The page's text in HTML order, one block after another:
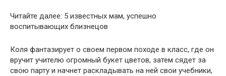
Читайте далее: 5 известных мам, успешно
воспитывающих близнецов
Коля фантазирует о своем первом походе в класс, где он
вручит учителю огромный букет цветов, затем сядет за
свою парту и начнет раскладывать на ней свои учебники,